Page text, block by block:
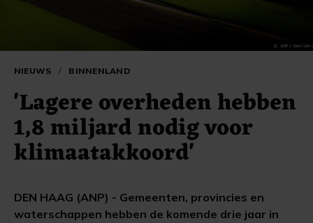
NIEUWS / BINNENLAND
'Lagere overheden hebben
1,8 miljard nodig voor
klimaatakkoord'
DEN HAAG (ANP) - Gemeenten, provincies en
waterschappen hebben de komende drie jaar in